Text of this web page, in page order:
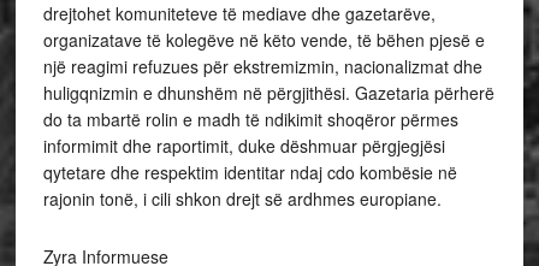
drejtohet komuniteteve të mediave dhe gazetarëve,
organizatave të kolegëve në këto vende, të bëhen pjesë e
një reagimi refuzues për ekstremizmin, nacionalizmat dhe
huligqnizmin e dhunshëm në përgjithësi. Gazetaria përherë
do ta mbartë rolin e madh të ndikimit shoqëror përmes
informimit dhe raportimit, duke dëshmuar përgjegjësi
qytetare dhe respektim identitar ndaj cdo kombësie në
rajonin tonë, i cili shkon drejt së ardhmes europiane.
Zyra Informuese